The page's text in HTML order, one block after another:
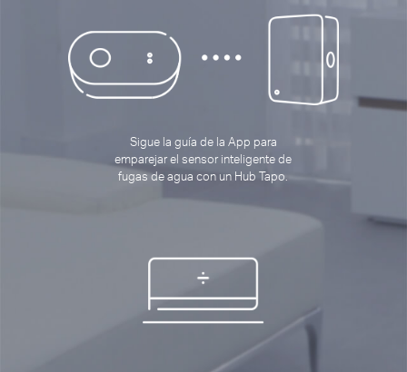
Sigue la guía de la App para
emparejar el sensor inteligente de
fugas de agua con un Hub Tapo.